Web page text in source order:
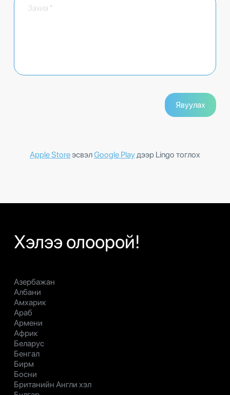
Apple StoreэсвэлGoogle Playдээр Lingo тоглох
Хэлээ олоорой!
Азербажан
Албани
Амхарик
Араб
Армени
Африк
Беларус
Бенгал
Бирм
Босни
Британийн Англи хэл